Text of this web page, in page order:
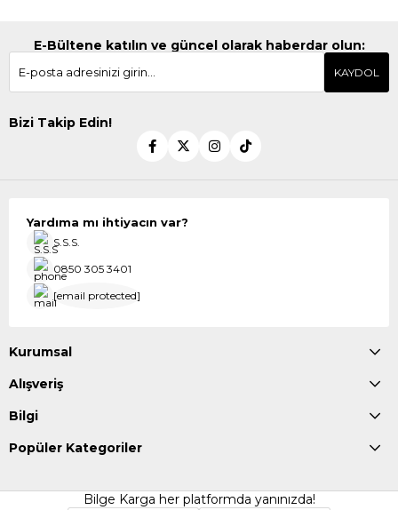
E-Bültene katılın ve güncel olarak haberdar olun:
KAYDOL
Bizi Takip Edin!
Yardıma mı ihtiyacın var?
S.S.S.
0850 305 3401
[email protected]
Kurumsal
Alışveriş
Bilgi
Popüler Kategoriler
Bilge Karga her platformda yanınızda!